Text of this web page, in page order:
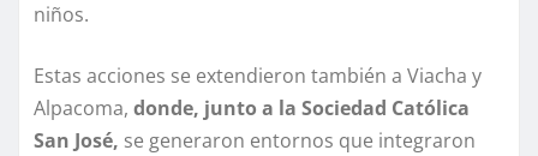
niños.
Estas acciones se extendieron también a Viacha y
Alpacoma, donde, junto a la Sociedad Católica
San José, se generaron entornos que integraron